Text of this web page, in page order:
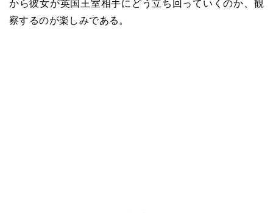
から彼女が英国王室相手にどう立ち回っていくのか、観
察するのが楽しみである。